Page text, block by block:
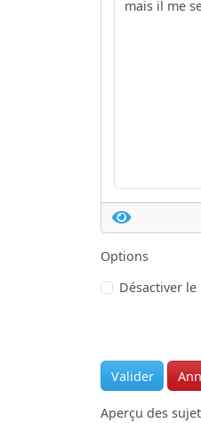
Options
Désactiver
Aperçu des